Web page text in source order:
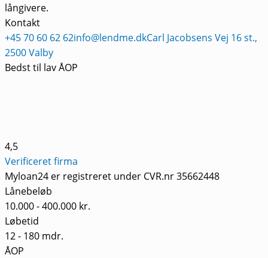
långivere.
Kontakt
+45 70 60 62 62info@lendme.dkCarl Jacobsens Vej 16 st.,
2500 Valby
Bedst til lav ÅOP
4,5
Verificeret firma
Myloan24 er registreret under CVR.nr 35662448
Lånebeløb
10.000 - 400.000 kr.
Løbetid
12 - 180 mdr.
ÅOP